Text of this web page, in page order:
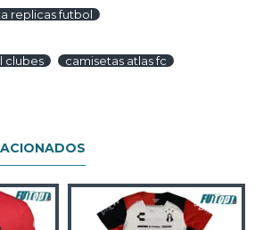
replicas futbol
clubes camisetas atlas fc